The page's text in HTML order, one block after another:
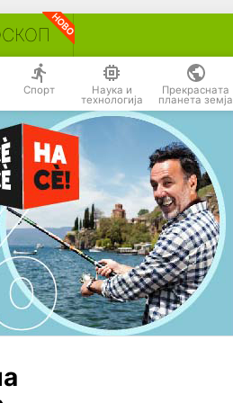
Спорт Наука и
технологија
Прекрасната
планета земја